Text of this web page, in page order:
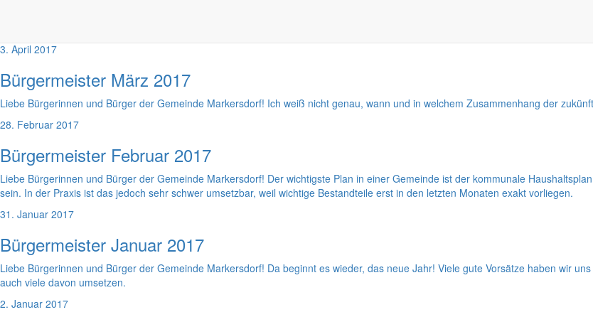
Liebe Bürgerinnen und Bürger der Gemeinde Markersdorf! Heute möchte ich meinen Artikel einem Thema widmen, welches sehr
Ehrenbürgerschaft ist eine ganz besondere Auszeichnung in unserer Gemeinde. Es hängt zwar kein Orden oder eine finanzielle
3. April 2017
Bürgermeister März 2017
Liebe Bürgerinnen und Bürger der Gemeinde Markersdorf! Ich weiß nicht genau, wann und in welchem Zusammenhang der
28. Februar 2017
Bürgermeister Februar 2017
Liebe Bürgerinnen und Bürger der Gemeinde Markersdorf! Der wichtigste Plan in einer Gemeinde ist der kommunale
sein. In der Praxis ist das jedoch sehr schwer umsetzbar, weil wichtige Bestandteile erst in den letzten Monaten exakt vorliegen.
31. Januar 2017
Bürgermeister Januar 2017
Liebe Bürgerinnen und Bürger der Gemeinde Markersdorf! Da beginnt es wieder, das neue Jahr! Viele gute Vorsätze haben wir
auch viele davon umsetzen.
2. Januar 2017